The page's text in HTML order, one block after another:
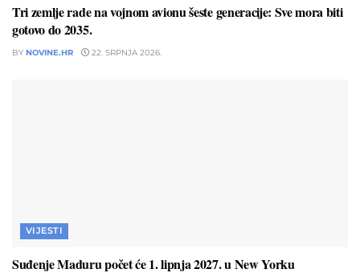
Tri zemlje rade na vojnom avionu šeste generacije: Sve mora biti
gotovo do 2035.
BY NOVINE.HR 22. SRPNJA 2026.
VIJESTI
Suđenje Maduru počet će 1. lipnja 2027. u New Yorku